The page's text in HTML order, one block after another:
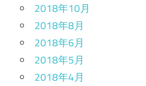
2018年10月
2018年8月
2018年6月
2018年5月
2018年4月